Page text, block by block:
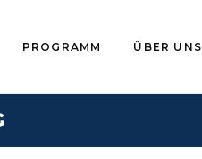
PROGRAMM ÜBER UNS